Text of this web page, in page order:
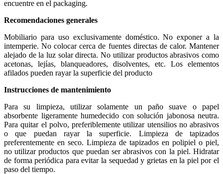
encuentre en el packaging.
Recomendaciones generales
Mobiliario para uso exclusivamente doméstico. No exponer a la
intemperie. No colocar cerca de fuentes directas de calor. Mantener
alejado de la luz solar directa. No utilizar productos abrasivos como
acetonas, lejías, blanqueadores, disolventes, etc. Los elementos
afilados pueden rayar la superficie del producto
Instrucciones de mantenimiento
Para su limpieza, utilizar solamente un paño suave o papel
absorbente ligeramente humedecido con solución jabonosa neutra.
Para quitar el polvo, preferiblemente utilizar utensilios no abrasivos
o que puedan rayar la superficie. Limpieza de tapizados
preferentemente en seco. Limpieza de tapizados en polipiel o piel,
no utilizar productos que puedan ser abrasivos con la piel. Hidratar
de forma periódica para evitar la sequedad y grietas en la piel por el
paso del tiempo.